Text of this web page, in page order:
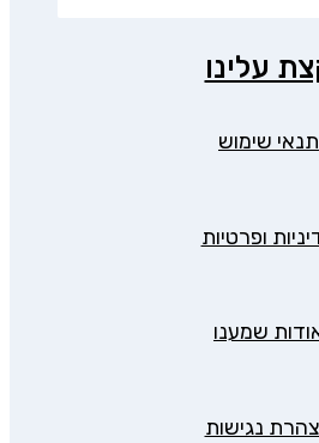
עלינו
תנאי שימוש
ופרטיות
שמענו
נגישות